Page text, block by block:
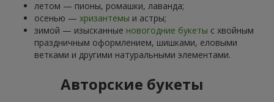
летом — пионы, ромашки, лаванда;
осенью — хризантемы и астры;
зимой — изысканные новогодние букеты с хвойным
праздничным оформлением, шишками, еловыми
ветками и другими натуральными элементами.
Авторские букеты